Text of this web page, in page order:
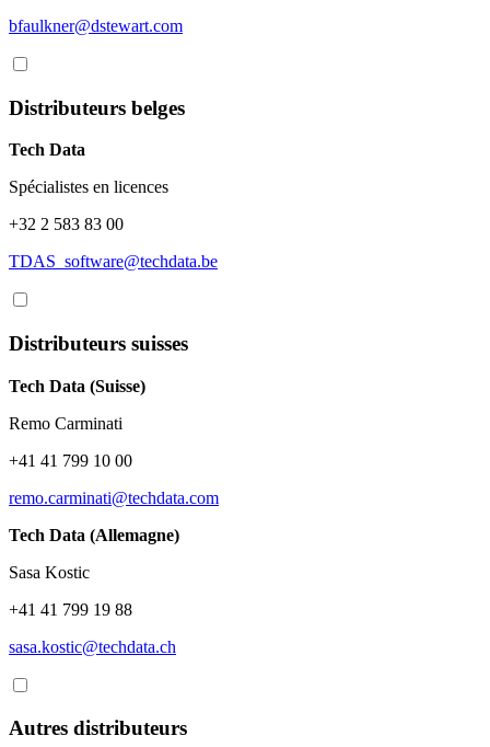
bfaulkner@dstewart.com
Distributeurs belges
Tech Data
Spécialistes en licences
+32 2 583 83 00
TDAS_software@techdata.be
Distributeurs suisses
Tech Data (Suisse)
Remo Carminati
+41 41 799 10 00
remo.carminati@techdata.com
Tech Data (Allemagne)
Sasa Kostic
+41 41 799 19 88
sasa.kostic@techdata.ch
Autres distributeurs